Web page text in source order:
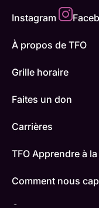
Instagram
À propos de TFO
Grille horaire
Faites un don
Carrières
TFO Apprendre à
Comment nous